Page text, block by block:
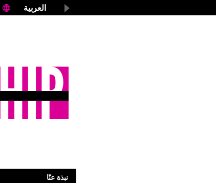
العربية
نبذة عنّا